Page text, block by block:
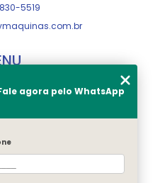
5519
E USINAGEM
agora pelo WhatsApp